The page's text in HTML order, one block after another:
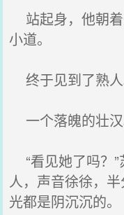
站起身，他朝
小道。
终于见到了熟人
一个落魄的壮汉
“看见她了吗？
人，声音徐徐，
光都是阴沉沉的。